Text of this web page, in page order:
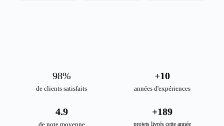
de clients satisfaits
98%
années d'expériences
+10
de note moyenne
4.9
projets livrés cette année
+189